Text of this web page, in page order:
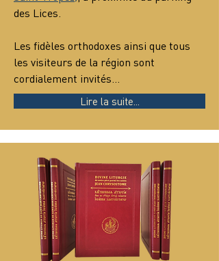
des Lices.
Les fidèles orthodoxes ainsi que tous
les visiteurs de la région sont
cordialement invités…
Lire la suite...